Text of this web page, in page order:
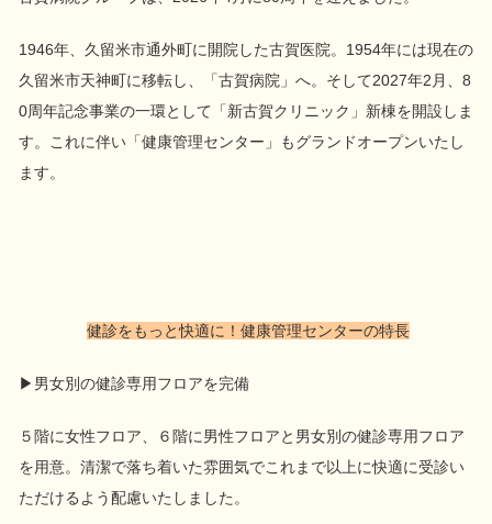
1946年、久留米市通外町に開院した古賀医院。 1954年には現在の
久留米市天神町に移転し、「古賀病院」へ。そして2027年2 月、 8
0周年記念事業の一環として「新古賀クリニック」新棟を開設しま
す。これに伴い「健康管理センター」もグランドオープンいたし
ます。
健診をもっと快適に！健康管理センターの特長
▶男女別の健診専用フロアを完備
５階に女性フロア、６階に男性フロアと男女別の健診専用フロア
を用意。清潔で落ち着いた雰囲気でこれまで以上に快適に受診い
ただけるよう配慮いたしました。